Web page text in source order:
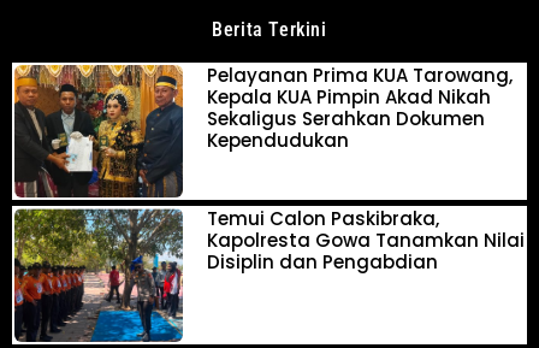
Berita Terkini
Pelayanan Prima KUA Tarowang,
Kepala KUA Pimpin Akad Nikah
Sekaligus Serahkan Dokumen
Kependudukan
Temui Calon Paskibraka,
Kapolresta Gowa Tanamkan Nilai
Disiplin dan Pengabdian